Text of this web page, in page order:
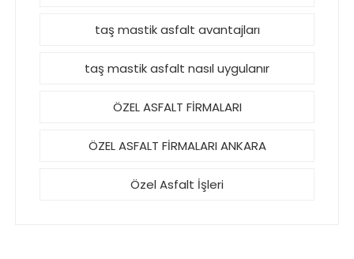
taş mastik asfalt avantajları
taş mastik asfalt nasıl uygulanır
ÖZEL ASFALT FİRMALARI
ÖZEL ASFALT FİRMALARI ANKARA
Özel Asfalt İşleri